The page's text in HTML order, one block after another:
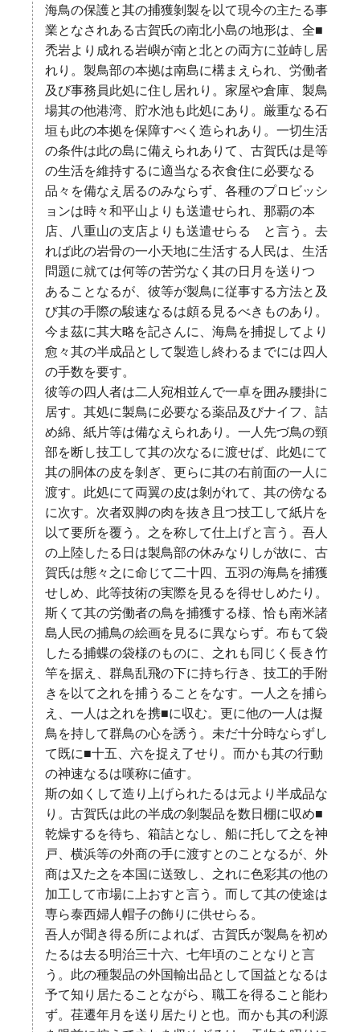
海鳥の保護と其の捕獲剝製を以て現今の主たる事
業となされある古賀氏の南北小島の地形は、全■
禿岩より成れる岩嶼が南と北との両方に並峙し居
れり。製鳥部の本拠は南島に構まえられ、労働者
及び事務員此処に住し居れり。家屋や倉庫、製鳥
場其の他港湾、貯水池も此処にあり。厳重なる石
垣も此の本拠を保障すべく造られあり。一切生活
の条件は此の島に備えられありて、古賀氏は是等
の生活を維持するに適当なる衣食住に必要なる
品々を備なえ居るのみならず、各種のプロビッシ
ョンは時々和平山よりも送遣せられ、那覇の本
店、八重山の支店よりも送遣せらるゝと言う。去
れば此の岩骨の一小天地に生活する人民は、生活
問題に就ては何等の苦労なく其の日月を送りつゝ
あることなるが、彼等が製鳥に従事する方法と及
び其の手際の駿速なるは頗る見るべきものあり。
今ま茲に其大略を記さんに、海鳥を捕捉してより
愈々其の半成品として製造し終わるまでには四人
の手数を要す。
彼等の四人者は二人宛相並んで一卓を囲み腰掛に
居す。其処に製鳥に必要なる薬品及びナイフ、詰
め綿、紙片等は備なえられあり。一人先づ鳥の頸
部を断し技工して其の次なるに渡せば、此処にて
其の胴体の皮を剝ぎ、更らに其の右前面の一人に
渡す。此処にて両翼の皮は剝がれて、其の傍なる
に次す。次者双脚の肉を抜き且つ技工して紙片を
以て要所を覆う。之を称して仕上げと言う。吾人
の上陸したる日は製鳥部の休みなりしが故に、古
賀氏は態々之に命じて二十四、五羽の海鳥を捕獲
せしめ、此等技術の実際を見るを得せしめたり。
斯くて其の労働者の鳥を捕獲する様、恰も南米諸
島人民の捕鳥の絵画を見るに異ならず。布もて袋
したる捕蝶の袋様のものに、之れも同じく長き竹
竿を据え、群鳥乱飛の下に持ち行き、技工的手附
きを以て之れを捕うることをなす。一人之を捕ら
え、一人は之れを携■に収む。更に他の一人は擬
鳥を持して群鳥の心を誘う。未だ十分時ならずし
て既に■十五、六を捉え了せり。而かも其の行動
の神速なるは嘆称に値す。
斯の如くして造り上げられたるは元より半成品な
り。古賀氏は此の半成の剝製品を数日棚に収め■
乾燥するを待ち、箱詰となし、船に托して之を神
戸、横浜等の外商の手に渡すとのことなるが、外
商は又た之を本国に送致し、之れに色彩其の他の
加工して市場に上おすと言う。而して其の使途は
専ら泰西婦人帽子の飾りに供せらる。
吾人が聞き得る所によれば、古賀氏が製鳥を初め
たるは去る明治三十六、七年頃のことなりと言
う。此の種製品の外国輸出品として国益となるは
予て知り居たることながら、職工を得ること能わ
ず。荏遷年月を送り居たりと也。而かも其の利源